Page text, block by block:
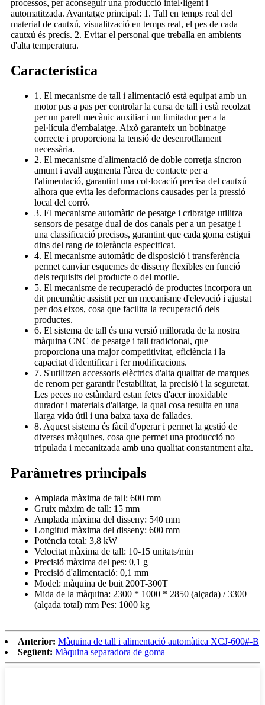
processos, per aconseguir una producció intel·ligent i
automatitzada. Avantatge principal: 1. Tall en temps real del
material de cautxú, visualització en temps real, el pes de cada
cautxú és precís. 2. Evitar el personal que treballa en ambients
d'alta temperatura.
Característica
1. El mecanisme de tall i alimentació està equipat amb un
motor pas a pas per controlar la cursa de tall i està recolzat
per un parell mecànic auxiliar i un limitador per a la
pel·lícula d'embalatge. Això garanteix un bobinatge
correcte i proporciona la tensió de desenrotllament
necessària.
2. El mecanisme d'alimentació de doble corretja síncron
amunt i avall augmenta l'àrea de contacte per a
l'alimentació, garantint una col·locació precisa del cautxú
alhora que evita les deformacions causades per la pressió
local del corró.
3. El mecanisme automàtic de pesatge i cribratge utilitza
sensors de pesatge dual de dos canals per a un pesatge i
una classificació precisos, garantint que cada goma estigui
dins del rang de tolerància especificat.
4. El mecanisme automàtic de disposició i transferència
permet canviar esquemes de disseny flexibles en funció
dels requisits del producte o del motlle.
5. El mecanisme de recuperació de productes incorpora un
dit pneumàtic assistit per un mecanisme d'elevació i ajustat
per dos eixos, cosa que facilita la recuperació dels
productes.
6. El sistema de tall és una versió millorada de la nostra
màquina CNC de pesatge i tall tradicional, que
proporciona una major competitivitat, eficiència i la
capacitat d'identificar i fer modificacions.
7. S'utilitzen accessoris elèctrics d'alta qualitat de marques
de renom per garantir l'estabilitat, la precisió i la seguretat.
Les peces no estàndard estan fetes d'acer inoxidable
durador i materials d'aliatge, la qual cosa resulta en una
llarga vida útil i una baixa taxa de fallades.
8. Aquest sistema és fàcil d'operar i permet la gestió de
diverses màquines, cosa que permet una producció no
tripulada i mecanitzada amb una qualitat constantment alta.
Paràmetres principals
Amplada màxima de tall: 600 mm
Gruix màxim de tall: 15 mm
Amplada màxima del disseny: 540 mm
Longitud màxima del disseny: 600 mm
Potència total: 3,8 kW
Velocitat màxima de tall: 10-15 unitats/min
Precisió màxima del pes: 0,1 g
Precisió d'alimentació: 0,1 mm
Model: màquina de buit 200T-300T
Mida de la màquina: 2300 * 1000 * 2850 (alçada) / 3300
(alçada total) mm Pes: 1000 kg
Anterior: Màquina de tall i alimentació automàtica XCJ-600#-B
Següent: Màquina separadora de goma